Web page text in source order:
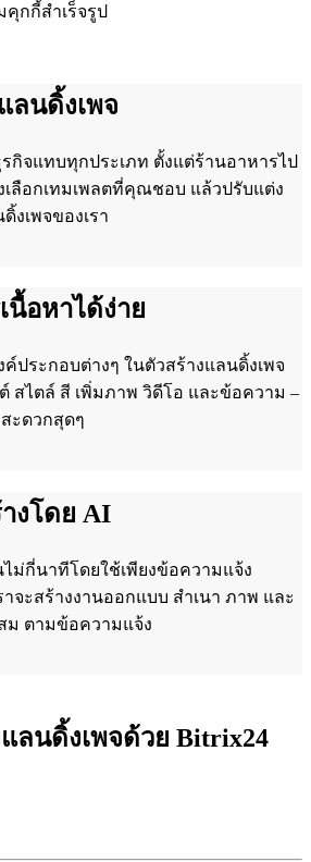
กกี้สำเร็จรูป
ลนดิ้งเพจ
กิจแทบทุกประเภท ตั้งแต่ร้านอาหารไป
เลือกเทมเพลตที่คุณชอบ แล้วปรับแต่ง
งเพจของเรา
นื้อหาได้ง่าย
ประกอบต่างๆ ในตัวสร้างแลนดิ้งเพจ
สไตล์ สี เพิ่มภาพ วิดีโอ และข้อความ –
ะดวกสุดๆ
งโดย AI
ม่กี่นาทีโดยใช้เพียงข้อความแจ้ง
าจะสร้างงานออกแบบ สำเนา ภาพ และ
ม ตามข้อความแจ้ง
ลนดิ้งเพจด้วย Bitrix24